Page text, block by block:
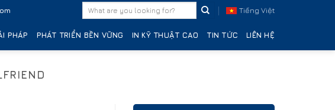
Tiếng Việt
PHÁP PHÁT TRIỂN BỀN VỮNG IN KỸ THUẬT CAO TIN TỨC LIÊN HỆ